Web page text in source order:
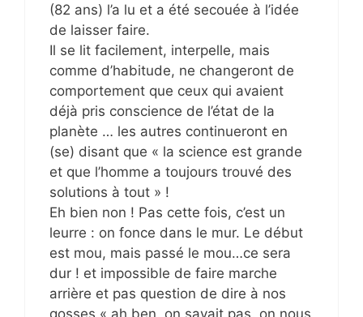
(82 ans) l’a lu et a été secouée à l’idée
de laisser faire.
Il se lit facilement, interpelle, mais
comme d’habitude, ne changeront de
comportement que ceux qui avaient
déjà pris conscience de l’état de la
planète … les autres continueront en
(se) disant que « la science est grande
et que l’homme a toujours trouvé des
solutions à tout » !
Eh bien non ! Pas cette fois, c’est un
leurre : on fonce dans le mur. Le début
est mou, mais passé le mou…ce sera
dur ! et impossible de faire marche
arrière et pas question de dire à nos
gosses « ah ben, on savait pas, on nous